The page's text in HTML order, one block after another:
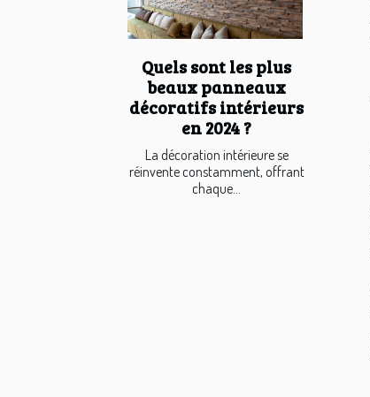
Quels sont les plus
beaux panneaux
décoratifs intérieurs
en 2024 ?
La décoration intérieure se
réinvente constamment, offrant
chaque...